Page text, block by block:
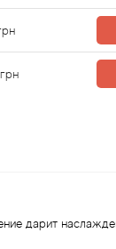
грн
дарит